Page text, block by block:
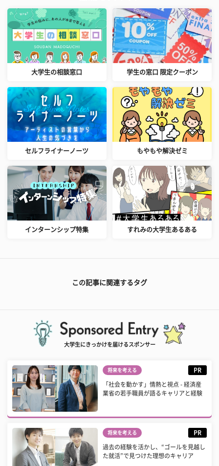
大学生の相談窓口 学生の窓口 限定クーポン
セルフライナーノーツ もやもや解決ゼミ
インターンシップ特集 すれみの大学生あるある
この記事に関連するタグ
大学生にきっかけを届けるスポンサー
将来を考える PR
「社会を動かす」情熱と視点 - 経済産
業省の若手職員が語るキャリアと経験
将来を考える PR
過去の経験を活かし、“ゴールを見越し
た就活”で見つけた理想のキャリア